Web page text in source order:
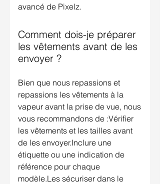
avancé de Pixelz.
Comment dois-je préparer
les vêtements avant de les
envoyer ?
Bien que nous repassions et
repassions les vêtements à la
vapeur avant la prise de vue, nous
vous recommandons de :Vérifier
les vêtements et les tailles avant
de les envoyer.Inclure une
étiquette ou une indication de
référence pour chaque
modèle.Les sécuriser dans le